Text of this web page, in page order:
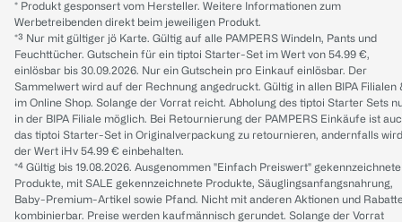
* Produkt gesponsert vom Hersteller. Weitere Informationen zum
Werbetreibenden direkt beim jeweiligen Produkt.
*³ Nur mit gültiger jö Karte. Gültig auf alle PAMPERS Windeln, Pants und
Feuchttücher. Gutschein für ein tiptoi Starter-Set im Wert von 54.99 €,
einlösbar bis 30.09.2026. Nur ein Gutschein pro Einkauf einlösbar. Der
Sammelwert wird auf der Rechnung angedruckt. Gültig in allen BIPA Filialen
im Online Shop. Solange der Vorrat reicht. Abholung des tiptoi Starter Sets
in der BIPA Filiale möglich. Bei Retournierung der PAMPERS Einkäufe ist
das tiptoi Starter-Set in Originalverpackung zu retournieren, andernfalls wird
der Wert iHv 54.99 € einbehalten.
*⁴ Gültig bis 19.08.2026. Ausgenommen "Einfach Preiswert" gekennzeichnete
Produkte, mit SALE gekennzeichnete Produkte, Säuglingsanfangsnahrung,
Baby-Premium-Artikel sowie Pfand. Nicht mit anderen Aktionen und
kombinierbar. Preise werden kaufmännisch gerundet. Solange der Vorrat